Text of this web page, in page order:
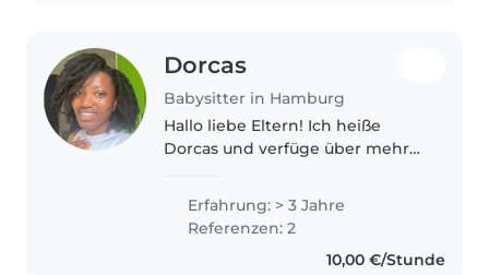
Dorcas
Babysitter in Hamburg
Hallo liebe Eltern! Ich heiße
Dorcas und verfüge über mehr
Kinderbetreuung. Ich liebe es,
als Babysitterin zu arbeiten,
Erfahrung: > 3 Jahre
Referenzen: 2
10,00 €/Stunde